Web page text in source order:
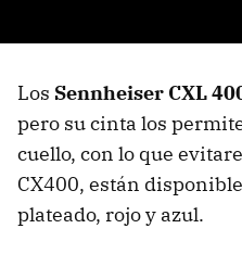
Los Sennheiser CXL
pero su cinta los
cuello, con lo que
CX400, están
plateado, rojo y azul.